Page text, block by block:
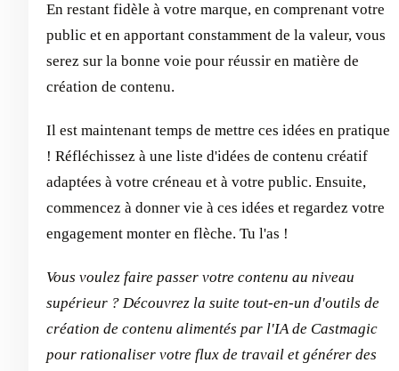
En restant fidèle à votre marque, en comprenant votre
public et en apportant constamment de la valeur, vous
serez sur la bonne voie pour réussir en matière de
création de contenu.
Il est maintenant temps de mettre ces idées en pratique
! Réfléchissez à une liste d'idées de contenu créatif
adaptées à votre créneau et à votre public. Ensuite,
commencez à donner vie à ces idées et regardez votre
engagement monter en flèche. Tu l'as !
Vous voulez faire passer votre contenu au niveau
supérieur ? Découvrez la suite tout-en-un d'outils de
création de contenu alimentés par l'IA de Castmagic
pour rationaliser votre flux de travail et générer des